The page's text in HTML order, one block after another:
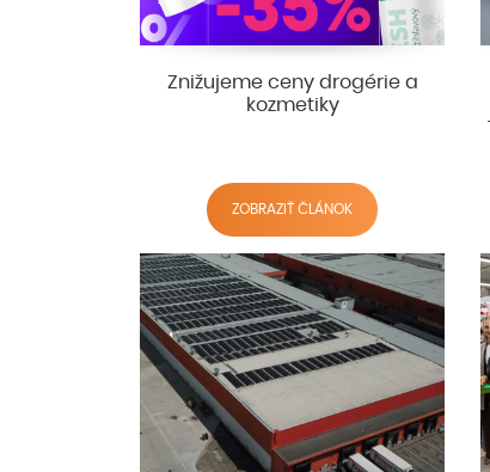
Znižujeme ceny drogérie a
kozmetiky
ZOBRAZIŤ ČLÁNOK